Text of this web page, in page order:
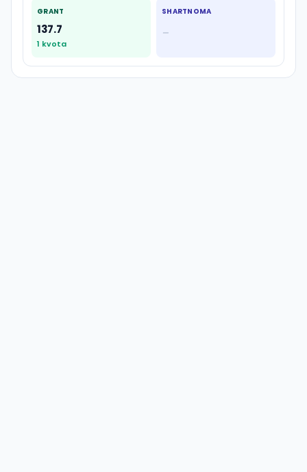
GRANT
137.7
1 kvota
SHARTNOMA
—